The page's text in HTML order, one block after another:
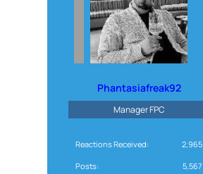
Phantasiafreak92
Manager FPC
Reactions Received 2,965
Posts 5,567